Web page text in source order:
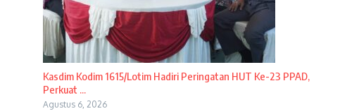
Kasdim Kodim 1615/Lotim Hadiri Peringatan HUT Ke-23 PPAD,
Perkuat ...
Agustus 6, 2026